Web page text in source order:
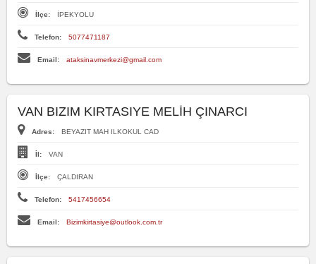
İlçe: İPEKYOLU
Telefon: 5077471187
Email: ataksinavmerkezi@gmail.com
VAN BIZIM KIRTASIYE MELİH ÇINARCI
Adres: BEYAZIT MAH ILKOKUL CAD
İl: VAN
İlçe: ÇALDIRAN
Telefon: 5417456654
Email: Bizimkirtasiye@outlook.com.tr